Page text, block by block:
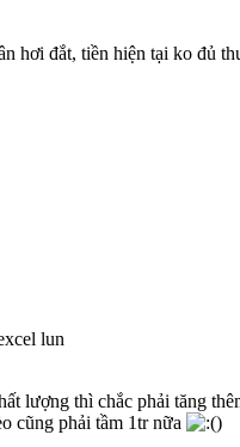
hơi đắt, tiền hiện tại ko đủ
lun
lượng thì chắc phải tăng
cũng phải tầm 1tr nữa
)